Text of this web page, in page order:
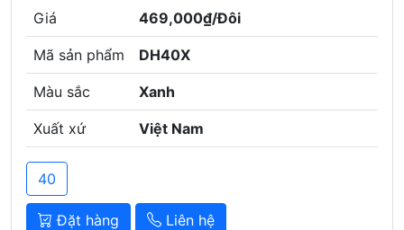
Giá 469,000₫/Đôi
Mã sản phẩm DH40X
Màu sắc Xanh
Xuất xứ Việt Nam
40
Đặt hàng Liên hệ